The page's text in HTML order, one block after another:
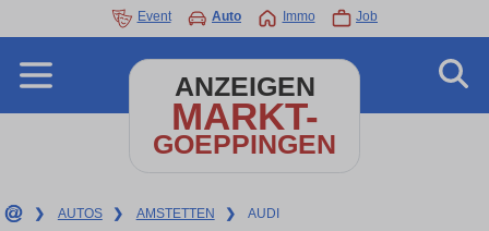
Event Auto Immo Job
ANZEIGEN
MARKT-
GOEPPINGEN
❯ AUTOS ❯ AMSTETTEN ❯ AUDI